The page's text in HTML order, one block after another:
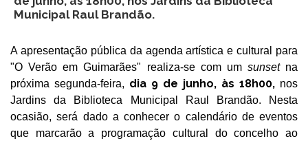
Municipal Raul Brandão.
A apresentação pública da agenda artística e cultural para
"O Verão em Guimarães" realiza-se com um sunsetna
próxima segunda-feira, dia 9 de junho, às 18h00, nos
Jardins da Biblioteca Municipal Raul Brandão. Nesta
ocasião, será dado a conhecer o calendário de eventos
que marcarão a programação cultural do concelho ao